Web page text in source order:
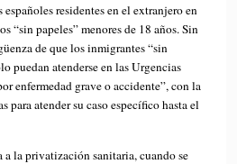
residentes en el extranjero en
“sin papeles” menores de 18 años. Sin
de que los inmigrantes “sin
puedan atenderse en las Urgencias
enfermedad grave o accidente”, con la
para atender su caso específico hasta el
a la privatización sanitaria, cuando se